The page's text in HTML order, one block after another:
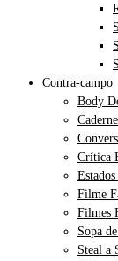
Contra-campo
Body
Crítica
Filme
Filmes
Sopa
Steal a